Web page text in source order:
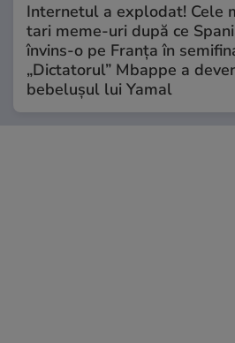
Internetul a explodat! Cele
tari meme-uri după ce
învins-o pe Franța în
„Dictatorul” Mbappe a
bebelușul lui Yamal